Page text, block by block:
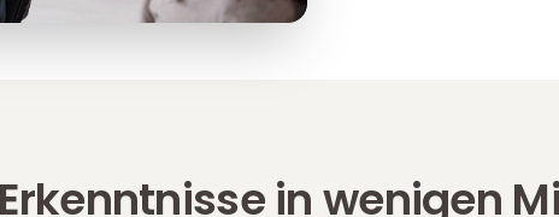
Erkenntnisse in wenigen